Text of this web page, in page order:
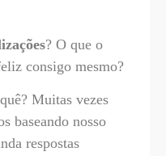
? O que o
consigo mesmo?
Muitas vezes
baseando nosso
respostas